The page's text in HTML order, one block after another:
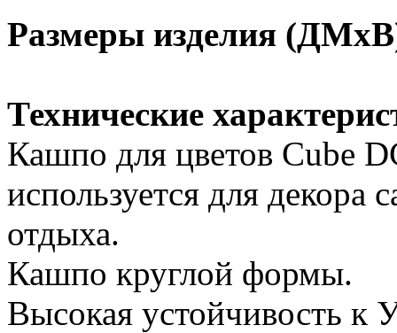
Размеры изделия
Технические
Кашпо для цветов Cube
используется для декора
отдыха.
Кашпо круглой формы.
Высокая устойчивость к